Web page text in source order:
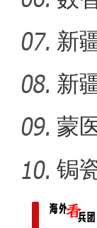
新
新
蒙
锔